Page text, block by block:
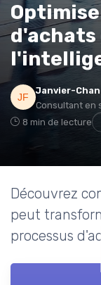
d'achats
Janvier-
Consultant en
8 min de lecture
Découvrez
peut
processus